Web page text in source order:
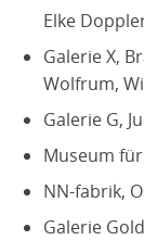
Elke
Galerie X,
Wolfrum,
Galerie G,
Museum
NN-fabrik,
Galerie